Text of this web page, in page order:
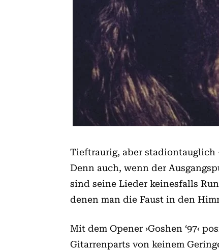
Tieftraurig, aber stadiontauglich
Denn auch, wenn der
sind seine Lieder keinesfalls
denen man die Faust in den
Mit dem Opener ›Goshen ‘97‹
Gitarrenparts von keinem